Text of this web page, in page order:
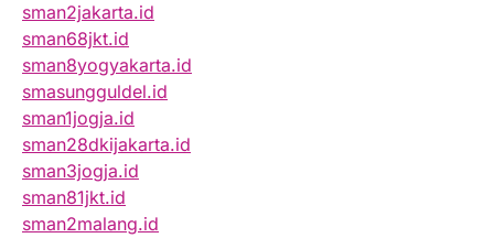
sman2jakarta.id
sman68jkt.id
sman8yogyakarta.id
smasungguldel.id
sman1jogja.id
sman28dkijakarta.id
sman3jogja.id
sman81jkt.id
sman2malang.id